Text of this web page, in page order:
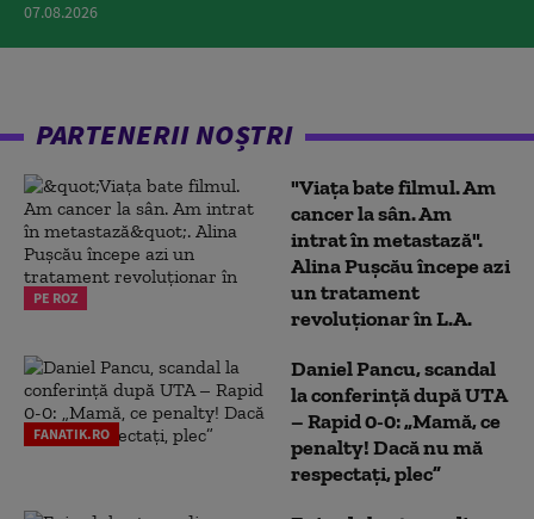
07.08.2026
PARTENERII NOȘTRI
PE ROZ
"Viața bate filmul. Am
cancer la sân. Am
intrat în metastază".
Alina Pușcău începe azi
un tratament
revoluționar în L.A.
FANATIK.RO
Daniel Pancu, scandal
la conferință după UTA
– Rapid 0-0: „Mamă, ce
penalty! Dacă nu mă
respectați, plec”